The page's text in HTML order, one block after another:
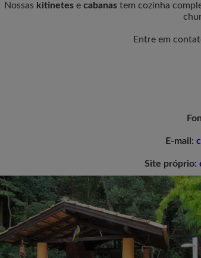
Nossas kitinetese cabanastem cozinha
Entre em
E-mail:
Site próprio: